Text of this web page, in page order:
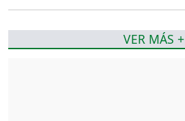
VER MÁS +